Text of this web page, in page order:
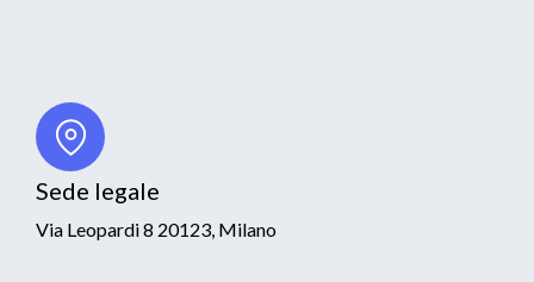
Sede legale
Via Leopardi 8 20123, Milano